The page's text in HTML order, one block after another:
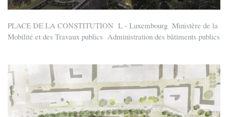
PLACE DE LA CONSTITUTION L - Luxembourg Ministère de la
Mobilité et des Travaux publics Administration des bâtiments publics